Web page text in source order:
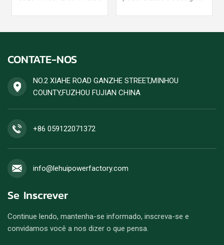
Adequado para cenários de
eficiência de combustível.
um conjunto de gerador a
diesel.
confiável, é aceito um
CONTATE-NOS
NO.2 XIAHE ROAD GANZHE STREET,MINHOU
COUNTY,FUZHOU FUJIAN CHINA
+86 059122071372
info@lehuipowerfactory.com
Se Inscrever
Continue lendo, mantenha-se informado, inscreva-se e
convidamos você a nos dizer o que pensa.